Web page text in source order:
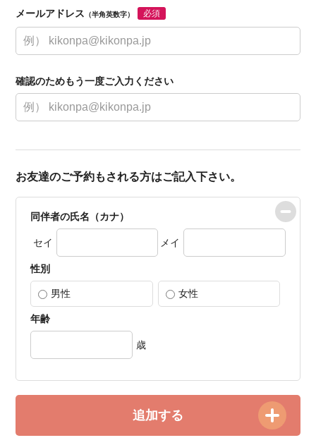
メールアドレス （半角英数字） 必須
確認のためもう一度ご入力ください
お友達のご予約もされる方はご記入下さい。
同伴者の氏名（カナ）
セイ メイ
性別
男性 女性
年齢
歳
追加する